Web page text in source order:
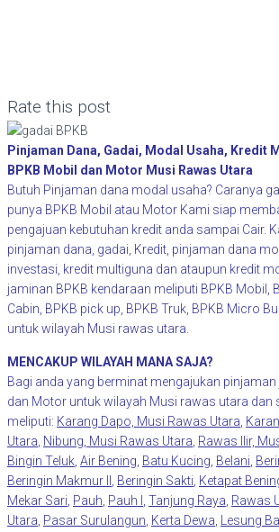
Rate this post
Pinjaman Dana, Gadai, Modal Usaha, Kredit
BPKB Mobil dan Motor Musi Rawas Utara
Butuh Pinjaman dana modal usaha? Caranya
punya BPKB Mobil atau Motor Kami siap
pengajuan kebutuhan kredit anda sampai Cair.
pinjaman dana, gadai, Kredit, pinjaman dana
investasi, kredit multiguna dan ataupun kredit
jaminan BPKB kendaraan meliputi BPKB Mobil,
Cabin, BPKB pick up, BPKB Truk, BPKB Micro
untuk wilayah Musi rawas utara.
MENCAKUP WILAYAH MANA SAJA?
Bagi anda yang berminat mengajukan pinjaman
dan Motor untuk wilayah Musi rawas utara dan
meliputi: Karang Dapo, Musi Rawas Utara
Utara Nibung, Musi Rawas Utara Rawas Ilir,
Bingin Teluk Air Bening Batu Kucing Belani
Beringin Makmur II
Beringin Sakti Ketapat
Mekar Sari Pauh Pauh I Tanjung Raya Rawas
Utara Pasar Surulangun Kerta Dewa Lesung